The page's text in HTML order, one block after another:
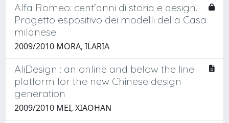
Alfa Romeo: cent'anni di storia e design.
Progetto espositivo dei modelli della Casa
milanese
2009/2010 MORA, ILARIA
AliDesign : an online and below the line
platform for the new Chinese design
generation
2009/2010 MEI, XIAOHAN